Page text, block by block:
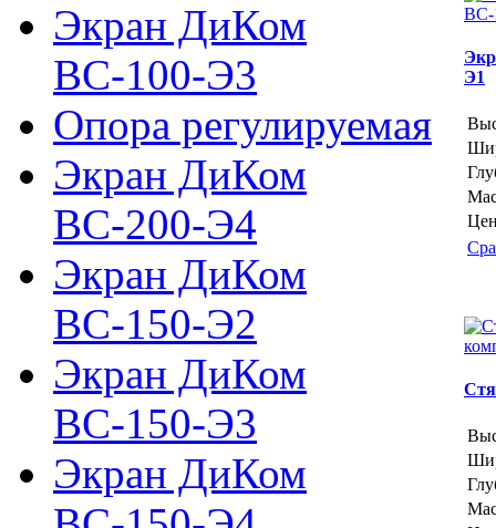
Экран ДиКом
ВС-100-Э3
Опора регулируемая
Экран ДиКом
ВС-200-Э4
Экран ДиКом
ВС-150-Э2
Экран ДиКом
ВС-150-Э3
Экран ДиКом
Э1